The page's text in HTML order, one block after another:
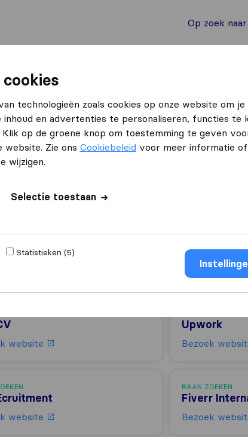
Op zoek
Ik ben op zoek naar
Baan zoeken
Baan zoeken
website
Upwork
Bezoek
website
BAAN ZOEKEN
Fiverr
Bezoek
technologieën zoals cookies op onze website om je
en advertenties te personaliseren, functies te
op de groene knop om toestemming te geven
website. Zie ons Cookiebeleid voor meer informatie
wijzigen.
Selectie toestaan
Statistieken (5)